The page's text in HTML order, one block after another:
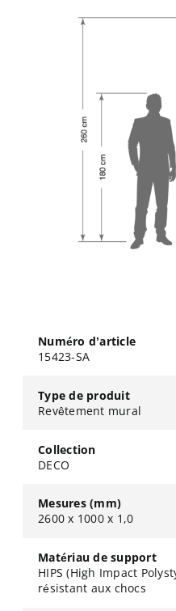
Numéro d’article
15423-SA
Type de produit
Revêtement mural
Collection
DECO
Mesures (mm)
2600 x 1000 x 1,0
Matériau de support
HIPS (High Impact
résistant aux chocs